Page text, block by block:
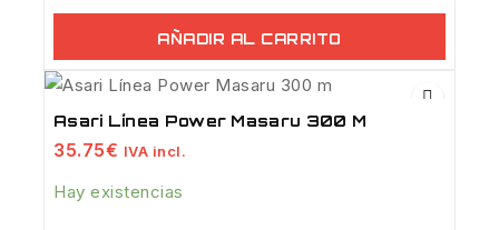
AÑADIR AL CARRITO
Asari Línea Power Masaru 300 M
35.75€ IVA incl.
Hay existencias